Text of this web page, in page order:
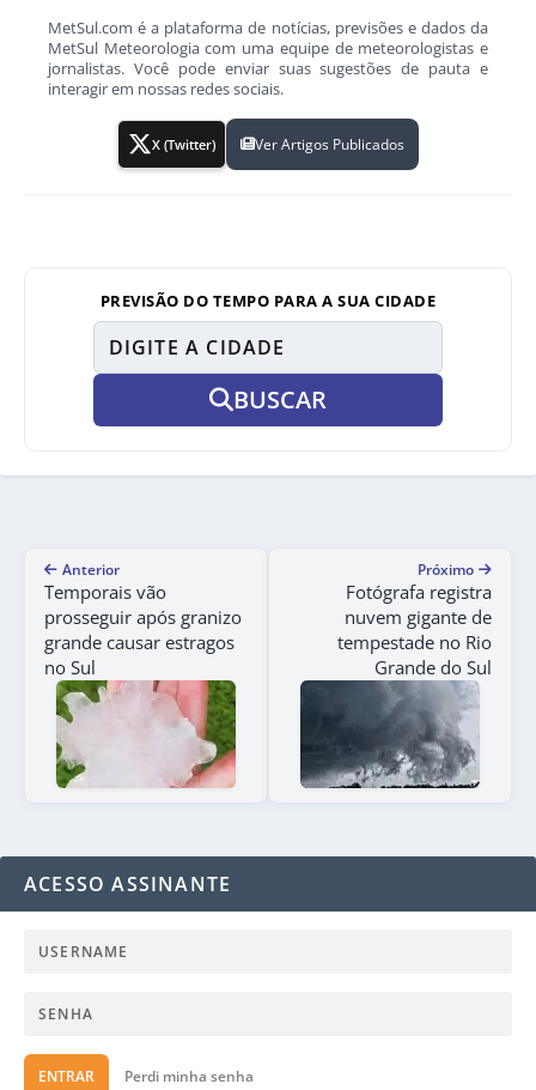
MetSul.com é a plataforma de notícias, previsões e dados da
MetSul Meteorologia com uma equipe de meteorologistas e
jornalistas. Você pode enviar suas sugestões de pauta e
interagir em nossas redes sociais.
X (Twitter) Ver Artigos Publicados
PREVISÃO DO TEMPO PARA A SUA CIDADE
BUSCAR
Anterior
Temporais vão
prosseguir após granizo
grande causar estragos
no Sul
Próximo
Fotógrafa registra
nuvem gigante de
tempestade no Rio
Grande do Sul
ACESSO ASSINANTE
ENTRAR Perdi minha senha